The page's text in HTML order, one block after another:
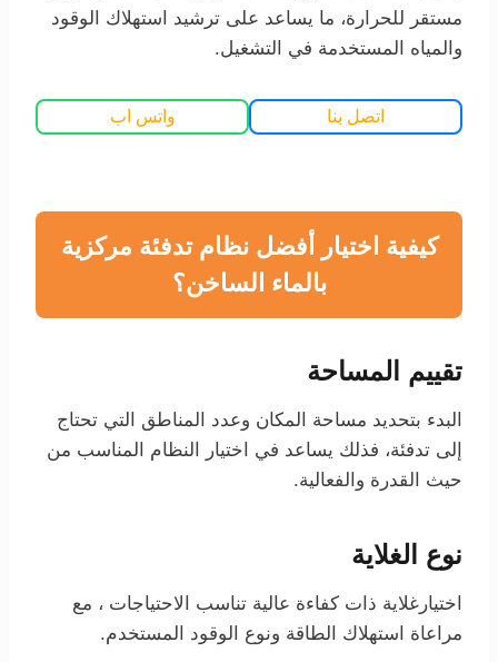
مستقر للحرارة، ما يساعد على ترشيد استهلاك الوقود
والمياه المستخدمة في التشغيل.
اتصل بنا واتس اب
كيفية اختيار أفضل نظام تدفئة مركزية
بالماء الساخن؟
تقييم المساحة
البدء بتحديد مساحة المكان وعدد المناطق التي تحتاج
إلى تدفئة، فذلك يساعد في اختيار النظام المناسب من
حيث القدرة والفعالية.
نوع الغلاية
اختيارغلاية ذات كفاءة عالية تناسب الاحتياجات ، مع
مراعاة استهلاك الطاقة ونوع الوقود المستخدم.